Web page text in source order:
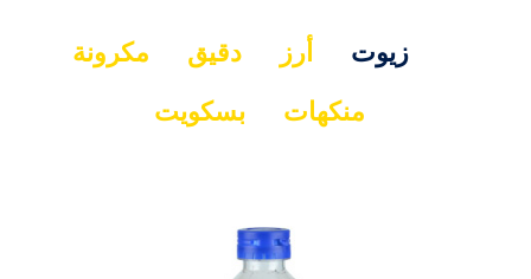
زيوت أرز دقيق
مكرونة
منكهات
بسكويت